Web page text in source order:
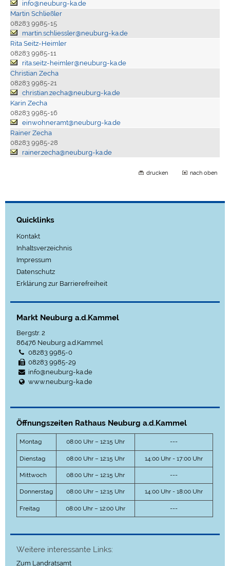
info@neuburg-ka.de
Martin Schließler
08283 9985-15
martin.schliessler@neuburg-ka.de
Rita Seitz-Heimler
08283 9985-11
rita.seitz-heimler@neuburg-ka.de
Christian Zecha
08283 9985-21
christian.zecha@neuburg-ka.de
Karin Zecha
08283 9985-16
einwohneramt@neuburg-ka.de
Rainer Zecha
08283 9985-28
rainer.zecha@neuburg-ka.de
drucken nach oben
Quicklinks
Kontakt
Inhaltsverzeichnis
Impressum
Datenschutz
Erklärung zur Barrierefreiheit
Markt Neuburg a.d.Kammel
Bergstr. 2
86476 Neuburg a.d.Kammel
08283 9985-0
08283 9985-29
info@neuburg-ka.de
www.neuburg-ka.de
Öffnungszeiten Rathaus Neuburg a.d.Kammel
Montag 08:00 Uhr – 12:15 Uhr ---
Dienstag 08:00 Uhr – 12:15 Uhr 14:00 Uhr - 17:00 Uhr
Mittwoch 08:00 Uhr – 12:15 Uhr ---
Donnerstag 08:00 Uhr – 12:15 Uhr 14:00 Uhr - 18:00 Uhr
Freitag 08:00 Uhr – 12:00 Uhr ---
Weitere interessante Links:
Zum Landratsamt